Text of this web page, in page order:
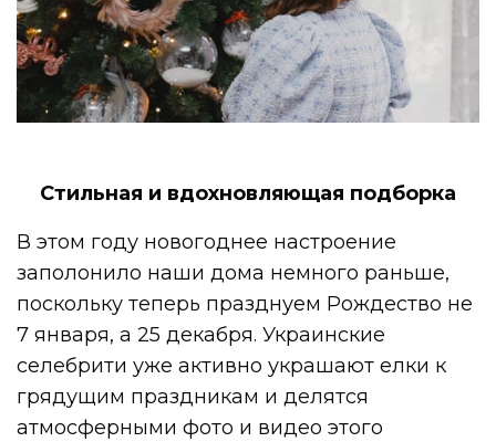
Стильная и вдохновляющая подборка
В этом году новогоднее настроение
заполонило наши дома немного раньше,
поскольку теперь празднуем Рождество не
7 января, а 25 декабря. Украинские
селебрити уже активно украшают елки к
грядущим праздникам и делятся
атмосферными фото и видео этого